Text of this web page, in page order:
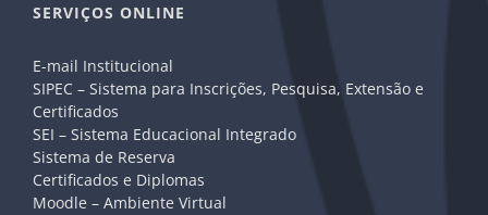
SERVIÇOS ONLINE
E-mail Institucional
SIPEC – Sistema para Inscrições, Pesquisa, Extensão e
Certificados
SEI – Sistema Educacional Integrado
Sistema de Reserva
Certificados e Diplomas
Moodle – Ambiente Virtual